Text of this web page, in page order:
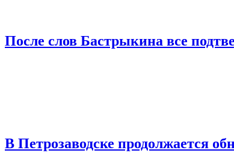
После слов Бастрыкина все
В Петрозаводске продолжается